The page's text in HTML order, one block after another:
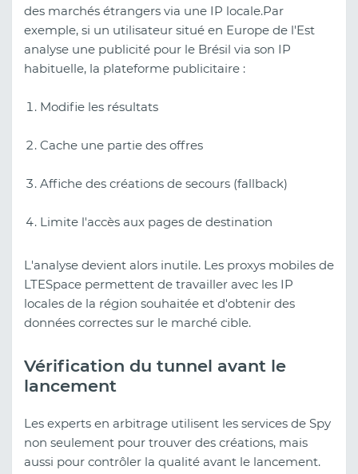
des marchés étrangers via une IP locale.Par
exemple, si un utilisateur situé en Europe de l'Est
analyse une publicité pour le Brésil via son IP
habituelle, la plateforme publicitaire :
Modifie les résultats
Cache une partie des offres
Affiche des créations de secours (fallback)
Limite l'accès aux pages de destination
L'analyse devient alors inutile. Les proxys mobiles de
LTESpace permettent de travailler avec les IP
locales de la région souhaitée et d'obtenir des
données correctes sur le marché cible.
Vérification du tunnel avant le
lancement
Les experts en arbitrage utilisent les services de Spy
non seulement pour trouver des créations, mais
aussi pour contrôler la qualité avant le lancement.